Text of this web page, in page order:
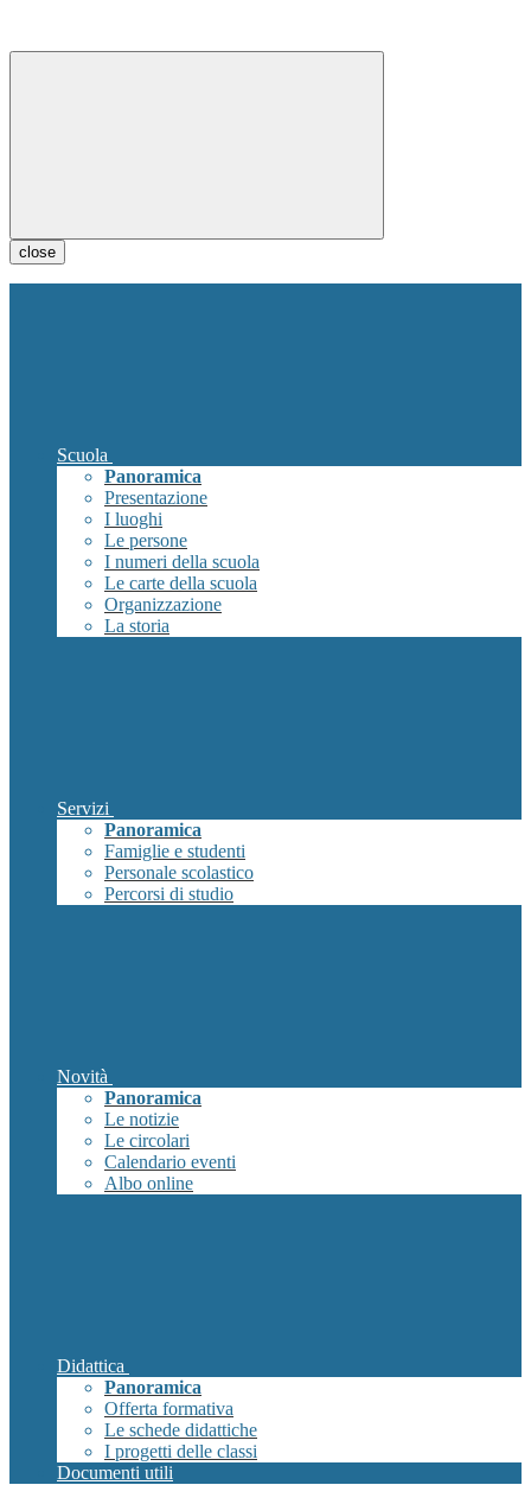
close
Scuola
Panoramica
Presentazione
I luoghi
Le persone
I numeri della scuola
Le carte della scuola
Organizzazione
La storia
Servizi
Panoramica
Famiglie e studenti
Personale scolastico
Percorsi di studio
Novità
Panoramica
Le notizie
Le circolari
Calendario eventi
Albo online
Didattica
Panoramica
Offerta formativa
Le schede didattiche
I progetti delle classi
Documenti utili